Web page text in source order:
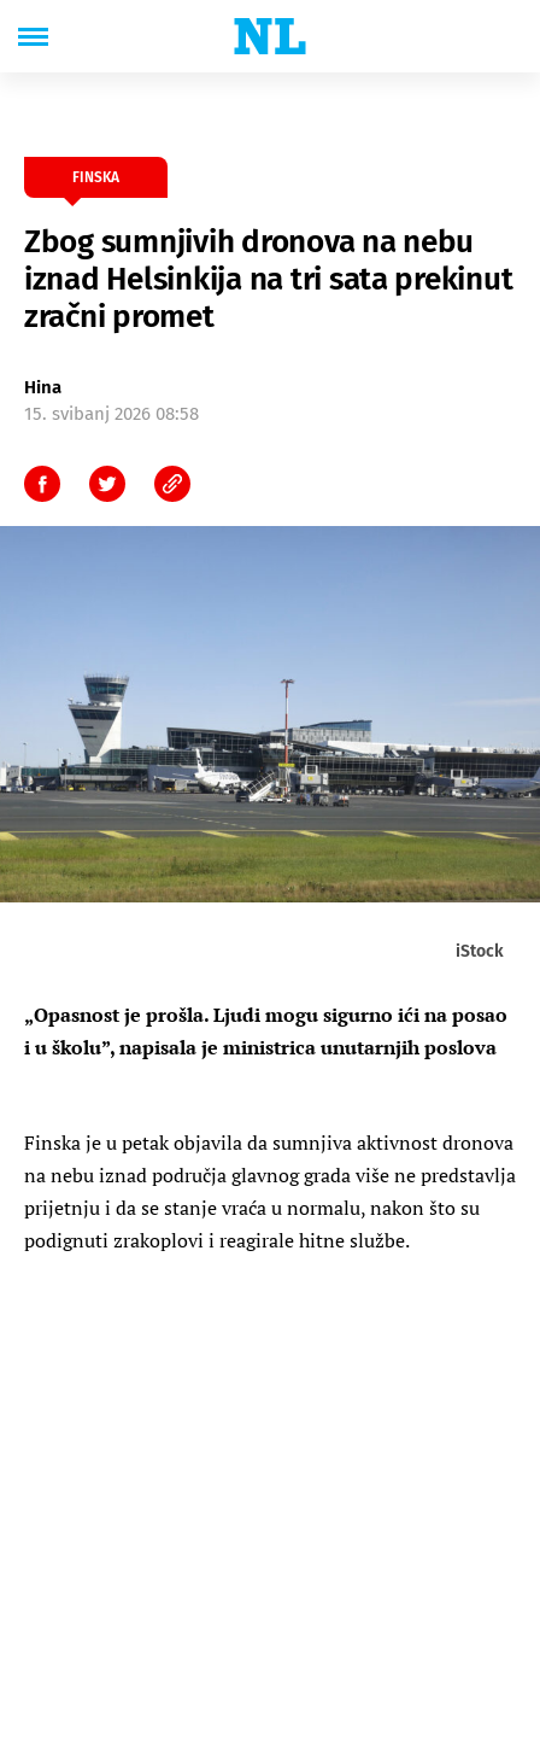
FINSKA
Zbog sumnjivih dronova na nebu
iznad Helsinkija na tri sata prekinut
zračni promet
Hina
15. svibanj 2026 08:58
iStock
„Opasnost je prošla. Ljudi mogu sigurno ići na posao
i u školu”, napisala je ministrica unutarnjih poslova
Finska je u petak objavila da sumnjiva aktivnost dronova
na nebu iznad područja glavnog grada više ne predstavlja
prijetnju i da se stanje vraća u normalu, nakon što su
podignuti zrakoplovi i reagirale hitne službe.